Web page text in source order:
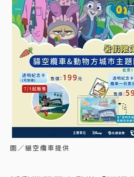
圖／貓空纜車提供